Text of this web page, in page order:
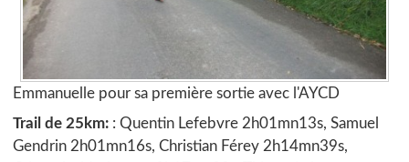
Emmanuelle pour sa première sortie avec l'AYCD
Trail de 25km: : Quentin Lefebvre 2h01mn13s, Samuel
Gendrin 2h01mn16s, Christian Férey 2h14mn39s,